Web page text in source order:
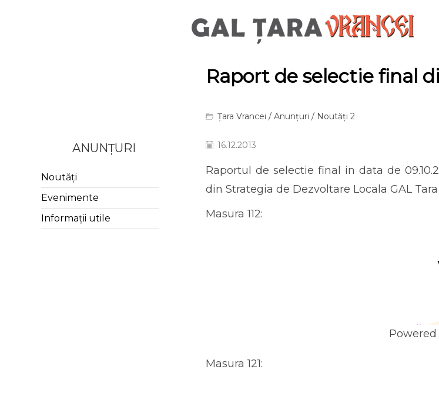
Raport de selectie final
Țara Vrancei / Anunțuri / Noutăți 2
16.12.2013
Raportul de selectie final in data de
din Strategia de Dezvoltare Locala GAL
Masura 112:
Masura 121:
ANUNȚURI
Noutăți
Evenimente
Informații utile